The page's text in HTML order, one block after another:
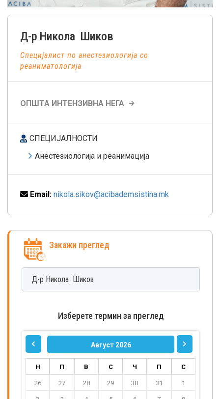
Д-р Никола Шиков
Специјалист по анестезиологија со
реаниматологија
ОПШТА ИНТЕНЗИВНА НЕГА
СПЕЦИЈАЛНОСТИ
Анестезиологија и реанимација
Email: nikola.sikov@acibademsistina.mk
Закажи преглед
Д-р Никола Шиков
Изберете термин за преглед
Август 2026
Н П В С Ч П С
26 27 28 29 30 31 1